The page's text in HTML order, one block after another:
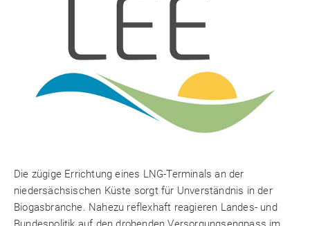
Die zügige Errichtung eines LNG-Terminals an der
niedersächsischen Küste sorgt für Unverständnis in der
Biogasbranche. Nahezu reflexhaft reagieren Landes- und